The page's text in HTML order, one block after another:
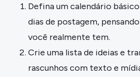
Defina um calendário
dias de postagem,
você realmente tem.
Crie uma lista de ideias e
rascunhos com texto e